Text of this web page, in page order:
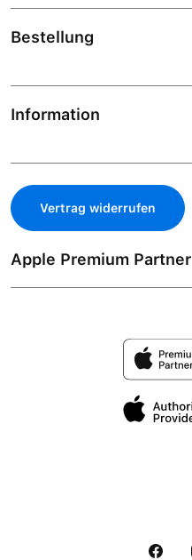
Bestellung
Information
Vertrag widerrufen
Apple Premium Partner